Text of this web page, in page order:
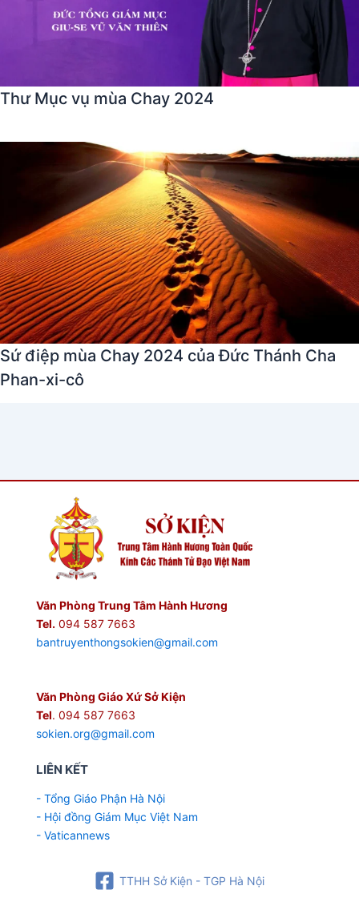
Thư Mục vụ mùa Chay 2024
Sứ điệp mùa Chay 2024 của Đức Thánh Cha
Phan-xi-cô
Văn Phòng Trung Tâm Hành Hương
Tel. 094 587 7663
bantruyenthongsokien@gmail.com
Văn Phòng Giáo Xứ Sở Kiện
Tel. 094 587 7663
sokien.org@gmail.com
LIÊN KẾT
- Tổng Giáo Phận Hà Nội
- Hội đồng Giám Mục Việt Nam
- Vaticannews
TTHH Sở Kiện - TGP Hà Nội